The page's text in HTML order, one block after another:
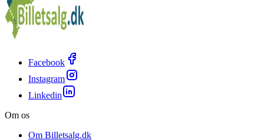
Facebook
Instagram
Linkedin
Om os
Om Billetsalg.dk